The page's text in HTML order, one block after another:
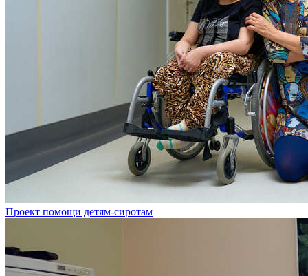
Проект помощи детям-сиротам